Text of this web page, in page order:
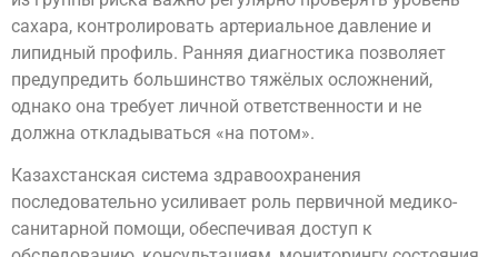
сахара, контролировать артериальное давление и
липидный профиль. Ранняя диагностика позволяет
предупредить большинство тяжёлых осложнений,
однако она требует личной ответственности и не
должна откладываться «на потом».
Казахстанская система здравоохранения
последовательно усиливает роль первичной медико-
санитарной помощи, обеспечивая доступ к